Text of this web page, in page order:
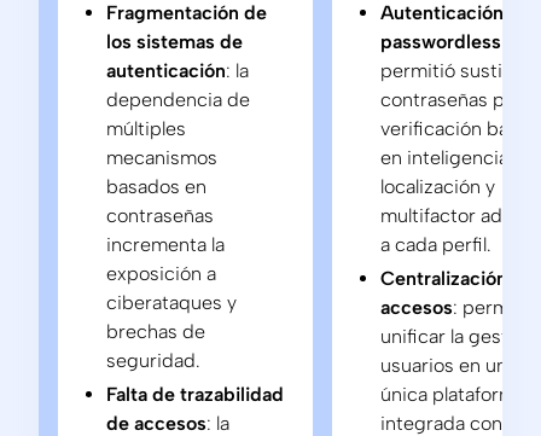
Fragmentación de
los sistemas de
autenticación: la
dependencia de
múltiples
mecanismos
basados en
contraseñas
incrementa la
exposición a
ciberataques y
brechas de
seguridad.
Falta de trazabilidad
de accesos: la
Autenticación
passwordless
permitió sustituir
contraseñas por
verificación
en inteligencia de
localización y
multifactor
a cada perfil.
Centralización de
accesos: permitió
unificar la gestión
usuarios en una
única plataforma
integrada con los